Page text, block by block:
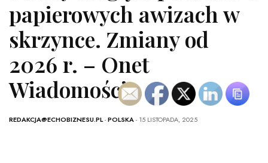
papierowych awizach w
skrzynce. Zmiany od
2026 r. – Onet
Wiadomości
REDAKCJA@ECHOBIZNESU.PL-POLSKA- 15 LISTOPADA, 2025